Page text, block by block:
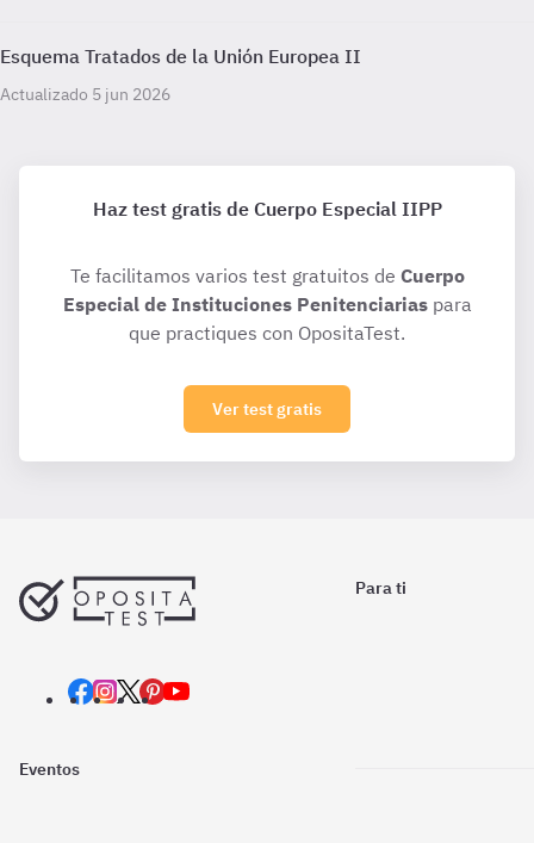
Esquema Tratados de la Unión Europea II
Actualizado 5 jun 2026
Haz test gratis de Cuerpo Especial IIPP
Te facilitamos varios test gratuitos de Cuerpo
Especial de Instituciones Penitenciariaspara
que practiques con OpositaTest.
Ver test gratis
Para ti
Eventos